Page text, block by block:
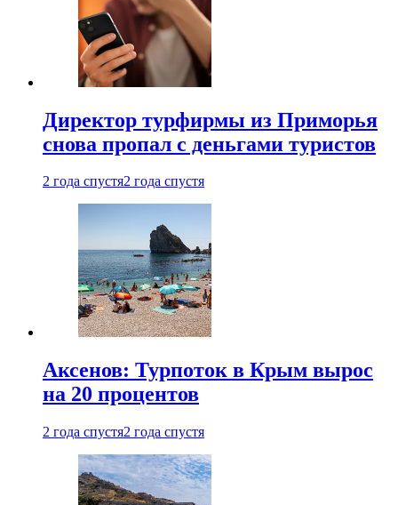
Директор турфирмы из Приморья
снова пропал с деньгами туристов
2 года спустя2 года спустя
Аксенов: Турпоток в Крым вырос
на 20 процентов
2 года спустя2 года спустя